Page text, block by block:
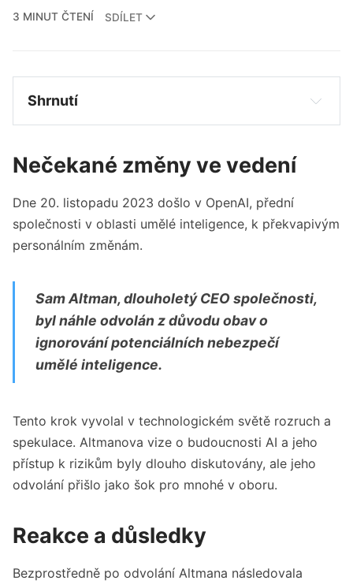
3 MINUT ČTENÍ
SDÍLET
Shrnutí
Sam Altman byl náhle odvolán z pozice CEO
Greg Brockman, prezident OpenAI, rezignoval
Emmett Shear, spoluzakladatel Twitche, byl
jmenován CEO OpenAI.
Nečekané změny ve vedení
Dne 20. listopadu 2023 došlo v OpenAI, přední
společnosti v oblasti umělé inteligence, k překvapivým
personálním změnám.
Sam Altman, dlouholetý CEO společnosti,
byl náhle odvolán z důvodu obav o
ignorování potenciálních nebezpečí
umělé inteligence.
Tento krok vyvolal v technologickém světě rozruch a
spekulace. Altmanova vize o budoucnosti AI a jeho
přístup k rizikům byly dlouho diskutovány, ale jeho
odvolání přišlo jako šok pro mnohé v oboru.
Reakce a důsledky
Bezprostředně po odvolání Altmana následovala